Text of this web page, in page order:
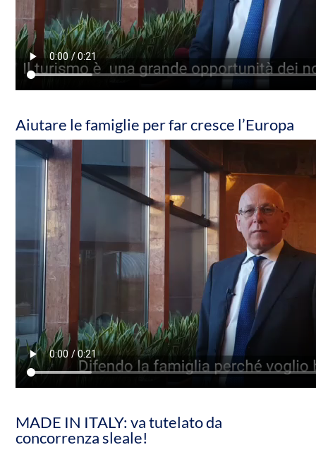
Aiutare le famiglie per far cresce l’Europa
MADE IN ITALY: va tutelato da
concorrenza sleale!